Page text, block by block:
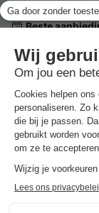
Beste
Center Parcs
Frankrijk-
Beste aanbieding